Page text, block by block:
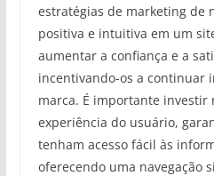
estratégias de marketing de
positiva e intuitiva em um
aumentar a confiança e a
incentivando-os a continuar
marca. É importante investir
experiência do usuário,
tenham acesso fácil às
oferecendo uma navegação